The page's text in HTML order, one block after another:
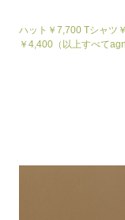
ハット￥7,700 Tシャツ
￥4,400（以上すべて